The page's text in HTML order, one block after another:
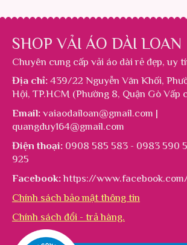
SHOP VẢI ÁO DÀI LOAN
Chuyên cung cấp vải áo dài rẻ đẹp, uy
Địa chỉ: 439/22 Nguyễn Văn Khối,
Hội, TP.HCM (Phường 8, Quận Gò Vấp
Email: vaiaodailoan@gmail.com |
quangduy164@gmail.com
Điện thoại: 0908 585 583 - 0983 590
925
Facebook: https://
Chính sách bảo mật thông tin
Chính sách đổi - trả hàng.